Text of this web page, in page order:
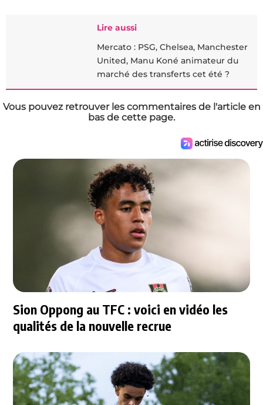
Lire aussi
Mercato : PSG, Chelsea, Manchester
United, Manu Koné animateur du
marché des transferts cet été ?
Vous pouvez retrouver les commentaires de l'article en
bas de cette page.
Sion Oppong au TFC : voici en vidéo les
qualités de la nouvelle recrue